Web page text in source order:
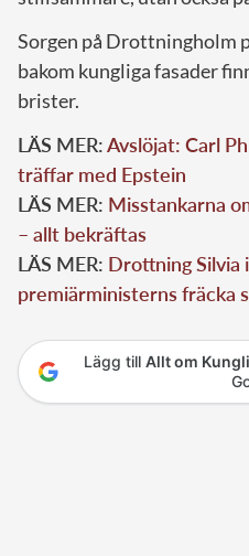
Sorgen på Drottningholm
bakom kungliga fasader
brister.
LÄS MER:Avslöjat: Carl
träffar med Epstein
LÄS MER: Misstankarna
– allt bekräftas
LÄS MER: Drottning Silvia
premiärministerns fräcka
Lägg till Allt om